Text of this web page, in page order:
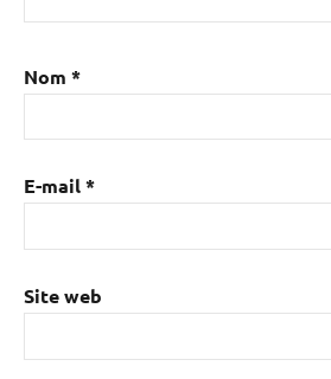
Nom *
E-mail*
Site web